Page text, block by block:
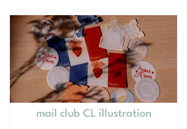
mail club CL illustration